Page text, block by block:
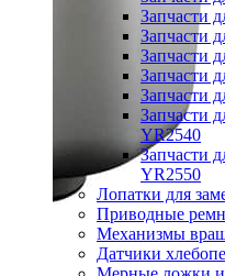
Запчасти
Запчасти
Запчасти
Запчасти
Запчасти
Запчасти
YR2540
Запчасти
YR2550
Лопатки для
Приводные
Механизмы
Датчики